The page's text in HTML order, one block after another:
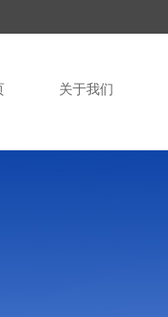
关于我们